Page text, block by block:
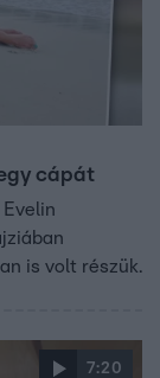
cápát
is volt részük.
7:20